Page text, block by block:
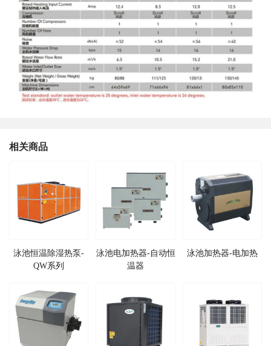
相关商品
泳池恒温除湿热泵-
QW系列
泳池电加热器-自动恒
温器
泳池加热器-电加热